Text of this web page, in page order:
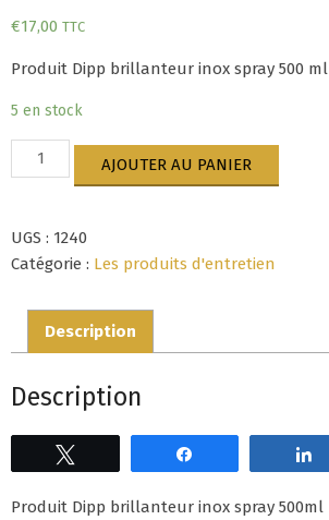
€17,00 TTC
Produit Dipp brillanteur inox spray 500 ml
5 en stock
quantité
de
inox
spray
AJOUTER AU PANIER
UGS : 1240
Catégorie : Les produits d'entretien
Description
Description
Produit Dipp brillanteur inox spray 500ml